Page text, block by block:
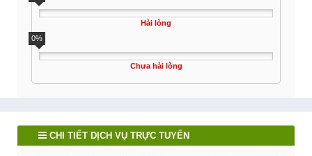
Hài lòng
0%
Chưa hài lòng
CHI TIẾT DỊCH VỤ TRỰC TUYẾN